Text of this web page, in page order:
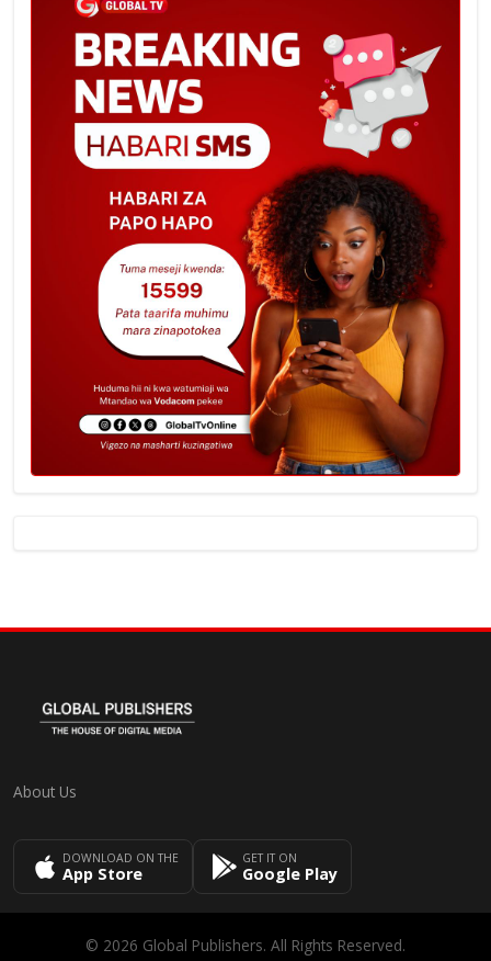
About Us
DOWNLOAD ON THE
App Store
GET IT ON
Google Play
© 2026 Global Publishers. All Rights Reserved.